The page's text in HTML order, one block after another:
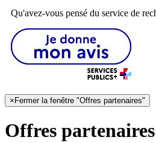
Qu'avez-vous pensé du service de
× Fermer la fenêtre "Offres partenaires"
Offres partenaires